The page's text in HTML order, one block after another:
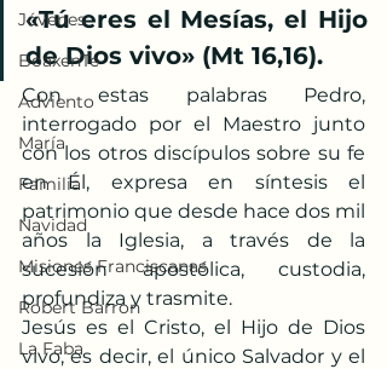
Jóvenes
BoaxenTe
Adviento
María
Familia
Navidad
Misiones Franciscanas
Robert Barron
La Faba
«Tú eres el Mesías, el Hijo
de Dios vivo» (Mt 16,16).
Con estas palabras Pedro,
interrogado por el Maestro junto
con los otros discípulos sobre su fe
en Él, expresa en síntesis el
patrimonio que desde hace dos mil
años la Iglesia, a través de la
sucesión apostólica, custodia,
profundiza y trasmite.
Jesús es el Cristo, el Hijo de Dios
vivo, es decir, el único Salvador y el